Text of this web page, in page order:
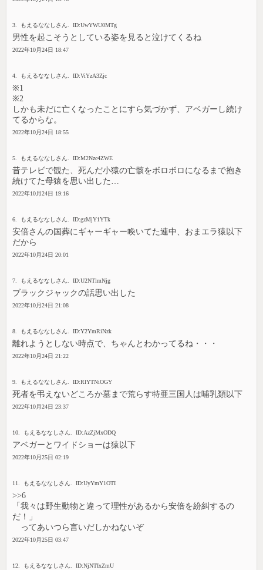
3. もえるななしさん. ID:UwYWU0MTg
男性を起こそうとしている姿を見ると泣けてくるね
2022年10月24日 18:47
4. もえるななしさん. ID:ViYzA3Zjc
※1
※2
しかも未だに亡くなったことにすら気づかず、アベガーし続け
てるからな。
2022年10月24日 18:55
5. もえるななしさん. ID:M2Nzc4ZWE
昔テレビで観た、死んだ小猿の亡骸をボロボロになるまで抱き
続けてた母猿を思い出した…
2022年10月24日 19:16
6. もえるななしさん. ID:gzMjY1YTk
安倍さんの国葬にギャーギャー喚いてた連中、おまエラ猿以下
だから
2022年10月24日 20:01
7. もえるななしさん. ID:U2NTlmNjg
ブラックジャックの話思い出した
2022年10月24日 21:08
8. もえるななしさん. ID:Y2YmRiNzk
離れようとしない時点で、ちゃんとわかってるね・・・
2022年10月24日 21:22
9. もえるななしさん. ID:RlYTNiOGY
死者を弔えないどころか墓まで荒らす特亜三国人は哺乳類以下
2022年10月24日 23:37
10. もえるななしさん. ID:AzZjMxODQ
アベガーとワイドショーは猿以下
2022年10月25日 02:19
11. もえるななしさん. ID:UyYmY1OTI
>>6
「我々は野生動物と違って理性があるから安倍を紛糾するの
だ！」
ってあいつら言いだしかねないぞ
2022年10月25日 03:47
12. もえるななしさん. ID:NjNTIxZmU